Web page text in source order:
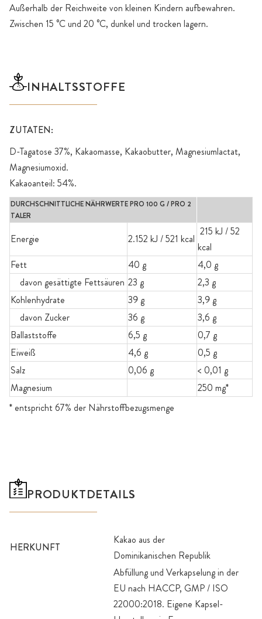
Außerhalb der Reichweite von kleinen Kindern aufbewahren.
Zwischen 15 °C und 20 °C, dunkel und trocken lagern.
INHALTSSTOFFE
ZUTATEN:
D-Tagatose 37%, Kakaomasse, Kakaobutter, Magnesiumlactat,
Magnesiumoxid.
Kakaoanteil: 54%.
DURCHSCHNITTLICHE NÄHRWERTE PRO 100 G / PRO 2
TALER
Energie 2.152 kJ / 521 kcal
215 kJ / 52
kcal
Fett
40 g
4,0 g
davon gesättigte Fettsäuren 23 g
2,3 g
Kohlenhydrate
39 g
3,9 g
davon Zucker
36 g
3,6 g
Ballaststoffe
6,5 g
0,7 g
Eiweiß
4,6 g
0,5 g
Salz
0,06 g
< 0,01 g
Magnesium
250 mg*
* entspricht 67% der Nährstoffbezugsmenge
PRODUKTDETAILS
HERKUNFT
Kakao aus der
Dominikanischen Republik
Abfüllung und Verkapselung in der
EU nach HACCP, GMP / ISO
22000:2018. Eigene Kapsel-